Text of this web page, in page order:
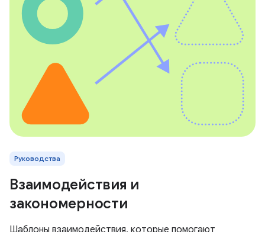
Руководства
Взаимодействия и
закономерности
Шаблоны взаимодействия, которые помогают